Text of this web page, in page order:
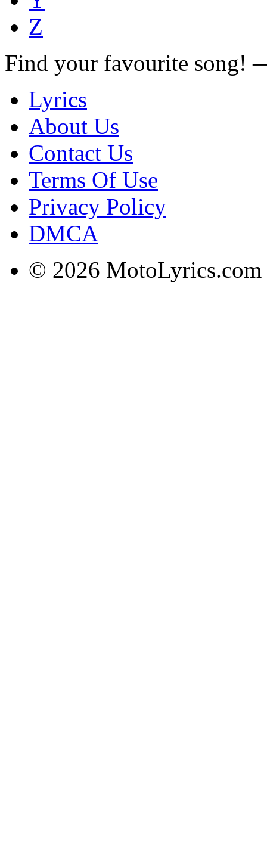
Z
Find your favourite song!
Lyrics
About Us
Contact Us
Terms Of Use
Privacy Policy
DMCA
© 2026 MotoLyrics.com